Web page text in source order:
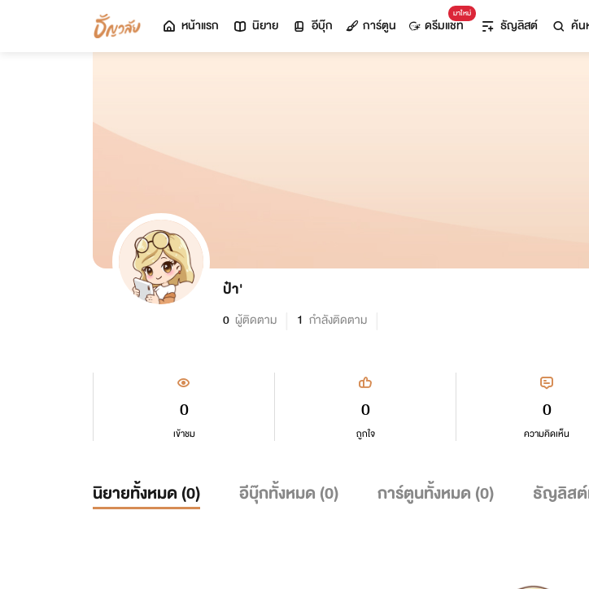
หน้าแรก นิยาย อีบุ๊ก การ์ตูน
มาใหม่
ดรีมแชท ธัญลิสต์ ค้น
ป๋า'
0 ผู้ติดตาม 1 กำลังติดตาม
0
เข้าชม
0
ถูกใจ
0
ความคิดเห็น
นิยายทั้งหมด (0) อีบุ๊กทั้งหมด (0) การ์ตูนทั้งหมด (0) ธัญลิส